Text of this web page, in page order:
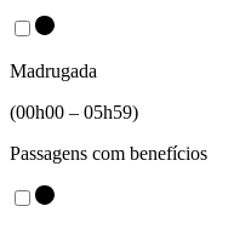
Madrugada
(00h00 – 05h59)
Passagens com benefícios